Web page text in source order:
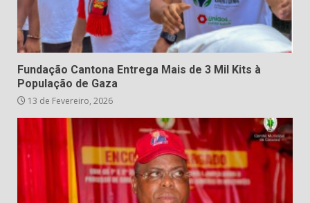
Fundação Cantona Entrega Mais de 3 Mil Kits à
População de Gaza
13 de Fevereiro, 2026